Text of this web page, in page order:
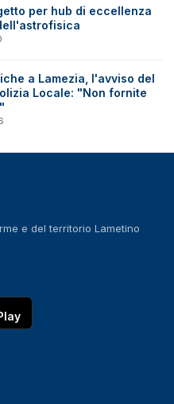
per hub di eccellenza
a Lamezia, l'avviso del
Locale: "Non fornite
e del territorio Lametino